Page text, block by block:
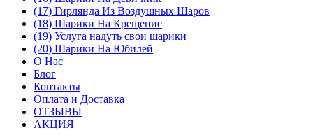
(17) Гирлянда Из Воздушных Шаров
(18) Шарики На Крещение
(19) Услуга надуть свои шарики
(20) Шарики На Юбилей
О Нас
Блог
Контакты
Оплата и Доставка
ОТЗЫВЫ
АКЦИЯ